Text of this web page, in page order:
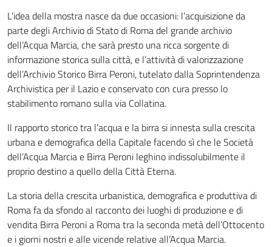
L’idea della mostra nasce da due occasioni: l’acquisizione da
parte degli Archivio di Stato di Roma del grande archivio
dell’Acqua Marcia, che sarà presto una ricca sorgente di
informazione storica sulla città, e l’attività di valorizzazione
dell’Archivio Storico Birra Peroni, tutelato dalla Soprintendenza
Archivistica per il Lazio e conservato con cura presso lo
stabilimento romano sulla via Collatina.
Il rapporto storico tra l’acqua e la birra si innesta sulla crescita
urbana e demografica della Capitale facendo sì che le Società
dell’Acqua Marcia e Birra Peroni leghino indissolubilmente il
proprio destino a quello della Città Eterna.
La storia della crescita urbanistica, demografica e produttiva di
Roma fa da sfondo al racconto dei luoghi di produzione e di
vendita Birra Peroni a Roma tra la seconda metà dell’Ottocento
e i giorni nostri e alle vicende relative all’Acqua Marcia.